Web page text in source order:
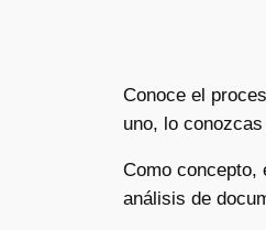
Conoce el
uno, lo
Como concepto,
análisis de